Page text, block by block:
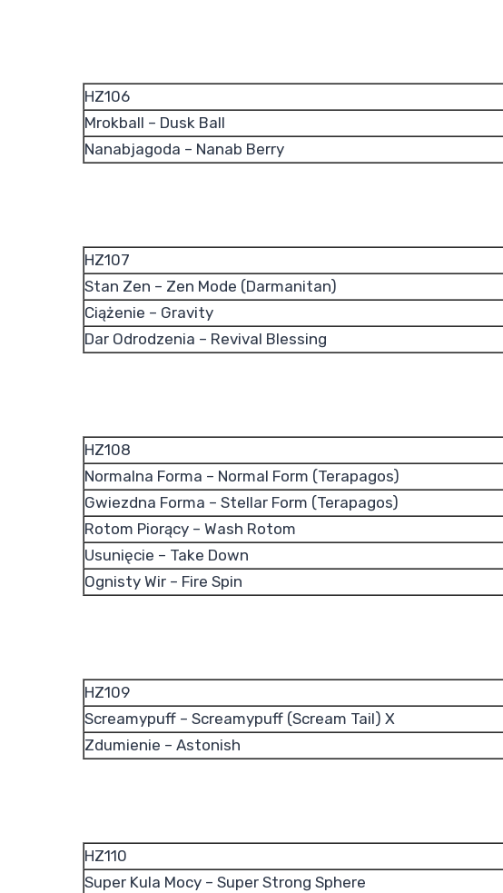
HZ106
Mrokball – Dusk Ball
Nanabjagoda – Nanab Berry
HZ107
Stan Zen – Zen Mode (Darmanitan)
Ciążenie – Gravity
Dar Odrodzenia – Revival Blessing
HZ108
Normalna Forma – Normal Form (Terapagos)
Gwiezdna Forma – Stellar Form (Terapagos)
Rotom Piorący – Wash Rotom
Usunięcie – Take Down
Ognisty Wir – Fire Spin
HZ109
Screamypuff – Screamypuff (Scream Tail) X
Zdumienie – Astonish
HZ110
Super Kula Mocy – Super Strong Sphere